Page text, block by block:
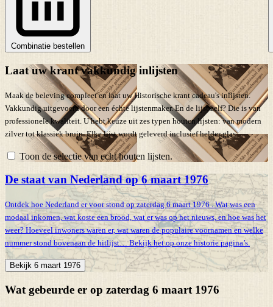
Combinatie bestellen
Laat uw krant vakkundig inlijsten
Maak de beleving compleet en laat uw Historische krant cadeau's inlijsten.
Vakkundig uitgevoerd door een échte lijstenmaker. En de lijst zelf? Die is van
professionele kwaliteit. U hebt keuze uit zes typen houten lijsten: van modern
zilver tot klassiek bruin. Elke lijst wordt geleverd inclusief helder glas.
Toon de selectie van echt houten lijsten.
De staat van Nederland op 6 maart 1976
Ontdek hoe Nederland er voor stond op zaterdag 6 maart 1976 . Wat was een
modaal inkomen, wat koste een brood, wat er was op het nieuws, en hoe was het
weer? Hoeveel inwoners waren er, wat waren de populaire voornamen en welke
nummer stond bovenaan de hitlijst… Bekijk het op onze historie pagina’s.
Bekijk 6 maart 1976
Wat gebeurde er op zaterdag 6 maart 1976